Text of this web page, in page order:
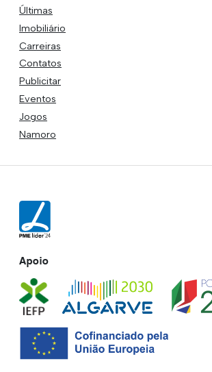
Últimas
Imobiliário
Carreiras
Contatos
Publicitar
Eventos
Jogos
Namoro
Apoio